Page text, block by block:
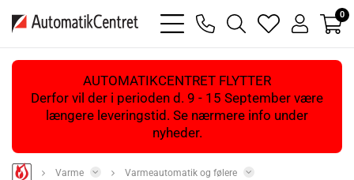
bars
light
phone
magnifying
glass
heart
light
user
light
0
AUTOMATIKCENTRET FLYTTER
Derfor vil der i perioden d. 9 - 15 September være
længere leveringstid. Se nærmere info under
nyheder.
Varme
Varmeautomatik og følere